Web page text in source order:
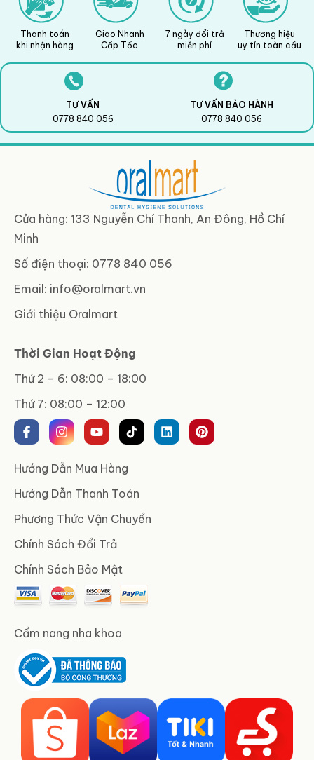
Thanh toán
khi nhận hàng
Giao Nhanh
Cấp Tốc
7 ngày đổi trả
miễn phí
Thương hiệu
uy tín toàn cầu
TƯ VẤN
0778 840 056
TƯ VẤN BẢO HÀNH
0778 840 056
Cửa hàng: 133 Nguyễn Chí Thanh, An Đông, Hồ Chí
Minh
Số điện thoại: 0778 840 056
Email: info@oralmart.vn
Giới thiệu Oralmart
Thời Gian Hoạt Động
Thứ 2 – 6: 08:00 – 18:00
Thứ 7: 08:00 – 12:00
Hướng Dẫn Mua Hàng
Hướng Dẫn Thanh Toán
Phương Thức Vận Chuyển
Chính Sách Đổi Trả
Chính Sách Bảo Mật
Cẩm nang nha khoa